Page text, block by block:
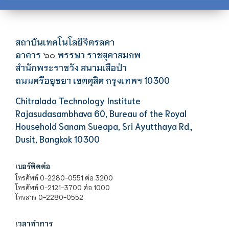
สถาบันเทคโนโลยีจิตรลดา
อาคาร ๖๐ พรรษา ราชสุดาสมภพ
สำนักพระราชวัง สนามเสือป่า
ถนนศรีอยุธยา เขตดุสิต กรุงเทพฯ 10300
Chitralada Technology Institute
Rajasudasambhava 60, Bureau of the Royal
Household Sanam Sueapa, Sri Ayutthaya Rd.,
Dusit, Bangkok 10300
เบอร์ติดต่อ
โทรศัพท์ 0-2280-0551 ต่อ 3200
โทรศัพท์ 0-2121-3700 ต่อ 1000
โทรสาร 0-2280-0552
เวลาทำการ